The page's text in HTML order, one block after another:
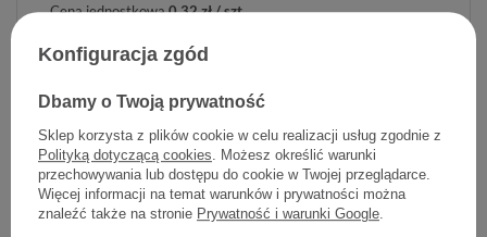
Cena jednostkowa0,32 zł / szt.
- +
Dodaj do listy zakupowej
L'OREAL POLSKA
Konfiguracja zgód
Dbamy o Twoją prywatność
Sklep korzysta z plików cookie w celu realizacji usług zgodnie z
Polityką dotyczącą cookies. Możesz określić warunki
przechowywania lub dostępu do cookie w Twojej przeglądarce.
Więcej informacji na temat warunków i prywatności można
znaleźć także na stronie Prywatność i warunki Google.